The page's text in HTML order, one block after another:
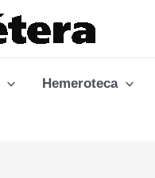
Hemeroteca